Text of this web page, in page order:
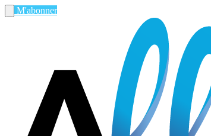
M'abonner